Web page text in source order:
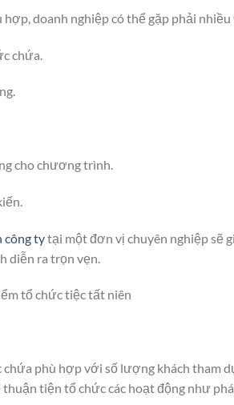
doanh nghiệp có thể gặp phải
chứa.
cho chương trình.
công tytại một đơn vị chuyên nghiệp sẽ
diễn ra trọn vẹn.
tổ chức tiệc tất niên
phù hợp với số lượng khách tham
thuận tiện tổ chức các hoạt động như